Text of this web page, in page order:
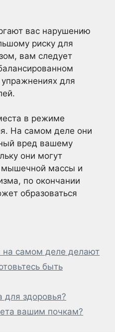
вас нарушению
риску для
вам следует
упражнениях для
в режиме
На самом деле они
вред вашему
они могут
мышечной массы и
по окончании
образоваться
самом деле делают
быть
для здоровья?
вашим почкам?